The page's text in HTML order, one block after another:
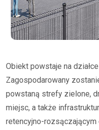
Obiekt powstaje na
Zagospodarowany
powstaną strefy zielone,
miejsc, a także
retencyjno-